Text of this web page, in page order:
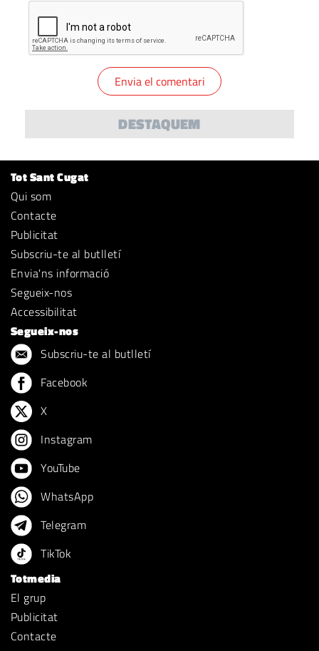
DESTAQUEM
Tot Sant Cugat
Qui som
Contacte
Publicitat
Subscriu-te al butlletí
Envia'ns informació
Segueix-nos
Accessibilitat
Segueix-nos
Subscriu-te al butlletí
Facebook
X
Instagram
YouTube
WhatsApp
Telegram
TikTok
Totmedia
El grup
Publicitat
Contacte